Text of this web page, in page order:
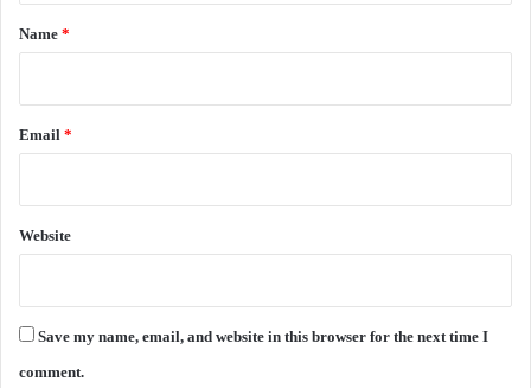
*
Name *
Email *
Website
Save my name, email, and website in this browser for the next time I
comment.